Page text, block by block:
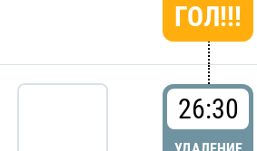
ГОЛ!!!
26:30